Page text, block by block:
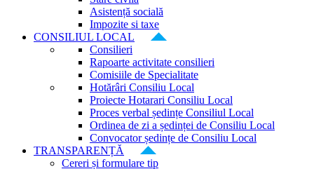
Asistență socială
Impozite si taxe
CONSILIUL LOCAL
Consilieri
Rapoarte activitate consilieri
Comisiile de Specialitate
Hotărâri Consiliu Local
Proiecte Hotarari Consiliu Local
Proces verbal ședințe Consiliul Local
Ordinea de zi a ședinței de Consiliu Local
Convocator ședințe de Consiliu Local
TRANSPARENȚĂ
Cereri și formulare tip